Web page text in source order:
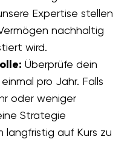
Expertise stellen
nachhaltig
wird.
Überprüfe dein
pro Jahr. Falls
oder weniger
Strategie
langfristig auf Kurs zu